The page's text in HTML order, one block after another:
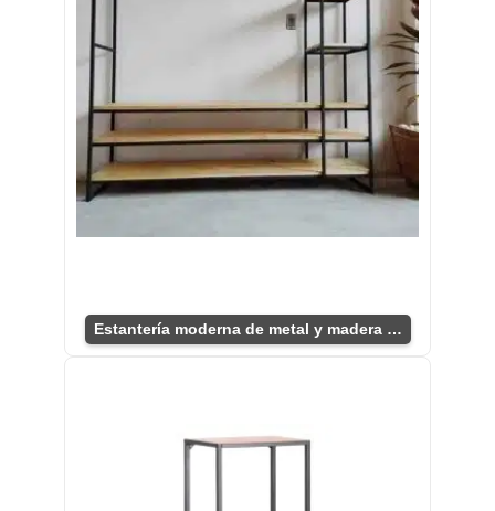
Estantería moderna de metal y madera abierta